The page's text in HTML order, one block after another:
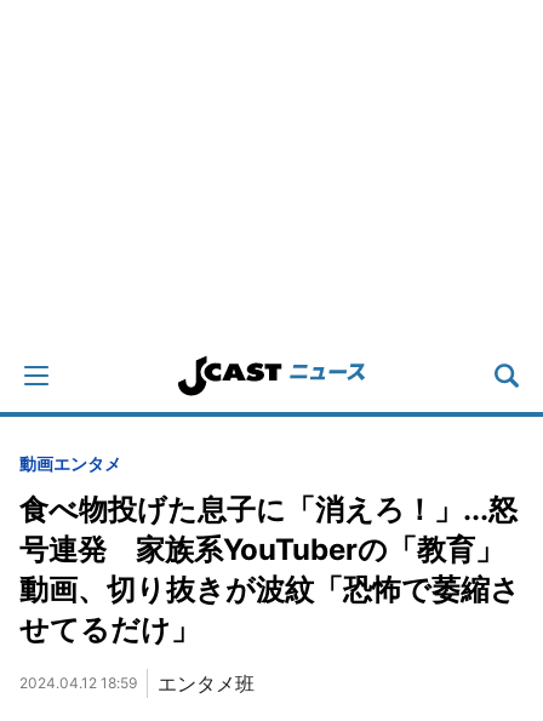
動画エンタメ
食べ物投げた息子に「消えろ！」...怒
号連発 家族系YouTuberの「教育」
動画、切り抜きが波紋「恐怖で萎縮さ
せてるだけ」
2024.04.12 18:59 エンタメ班